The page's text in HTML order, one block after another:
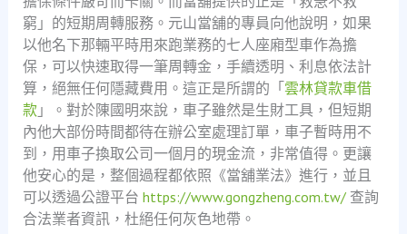
窮」的短期周轉服務。元山當舖的專員向他說明，如果
以他名下那輛平時用來跑業務的七人座廂型車作為擔
保，可以快速取得一筆周轉金，手續透明、利息依法計
算，絕無任何隱藏費用。這正是所謂的「 雲林貸款車借
款」。對於陳國明來說，車子雖然是生財工具，但短期
內他大部份時間都待在辦公室處理訂單，車子暫時用不
到，用車子換取公司一個月的現金流，非常值得。更讓
他安心的是，整個過程都依照《當舖業法》進行，並且
可以透過公證平台 https://www.gongzheng.com.tw/查詢
合法業者資訊，杜絕任何灰色地帶。